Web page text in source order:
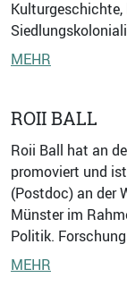
MEHR
ROII BALL
Roii Ball hat an
promoviert und
(Postdoc) an der
Münster im
Politik.
MEHR